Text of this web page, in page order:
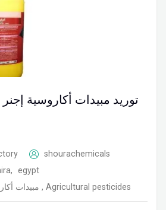
توريد مبيدات أكاروسية
shourachemicals
,
egypt
مبيدات , Agricultural pesticides